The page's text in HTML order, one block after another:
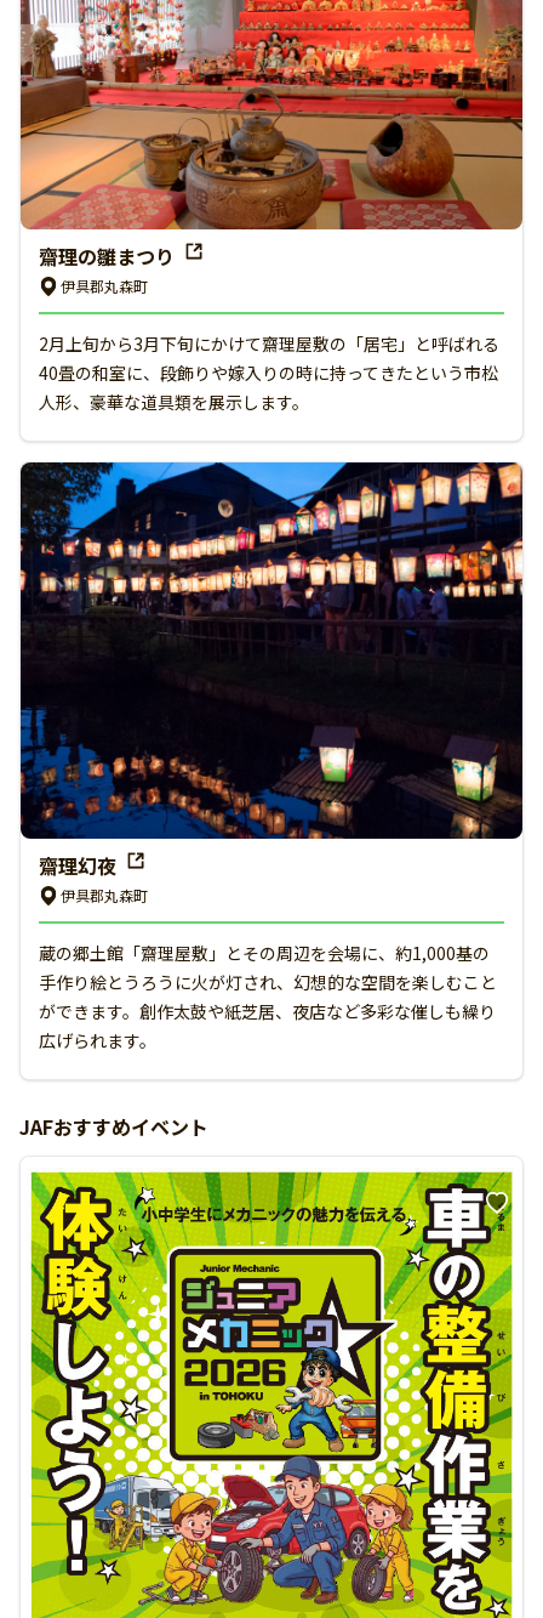
齋理の雛まつり
伊具郡丸森町
2月上旬から3月下旬にかけて齋理屋敷の「居宅」と呼ばれる
40畳の和室に、段飾りや嫁入りの時に持ってきたという市松
人形、豪華な道具類を展示します。
齋理幻夜
伊具郡丸森町
蔵の郷土館「齋理屋敷」とその周辺を会場に、約1,000基の
手作り絵とうろうに火が灯され、幻想的な空間を楽しむこと
ができます。創作太鼓や紙芝居、夜店など多彩な催しも繰り
広げられます。
JAFおすすめイベント